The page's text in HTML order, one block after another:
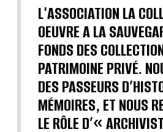
L'ASSOCIATION LA
OEUVRE A LA
FONDS DES
PATRIMOINE PRIVÉ.
DES PASSEURS
MÉMOIRES, ET NOUS
LE RÔLE D’«